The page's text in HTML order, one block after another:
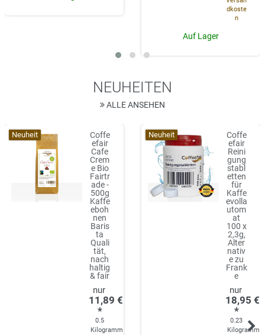
dkoste
n
Auf Lager
NEUHEITEN
ALLE ANSEHEN
Neuheit
Coffe
efair
Cafe
Crem
e Bio
Fairtr
ade -
500g
Kaffe
eboh
nen
Baris
ta
Quali
tät,
nach
haltig
& fair
11,89 €
*
0.5
Kilogramm
Neuheit
Coffe
efair
Reini
gung
stabl
etten
für
Kaffe
evolla
utom
at
100 x
2,3g,
Alter
nativ
e zu
Frank
e
18,95 €
*
0.23
Kilogramm